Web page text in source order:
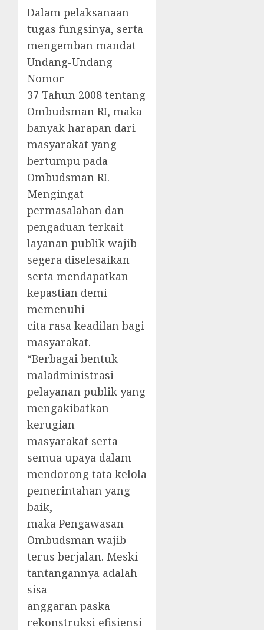
Dalam pelaksanaan
tugas fungsinya, serta
mengemban mandat
Undang-Undang
Nomor
37 Tahun 2008 tentang
Ombudsman RI, maka
banyak harapan dari
masyarakat yang
bertumpu pada
Ombudsman RI.
Mengingat
permasalahan dan
pengaduan terkait
layanan publik wajib
segera diselesaikan
serta mendapatkan
kepastian demi
memenuhi
cita rasa keadilan bagi
masyarakat.
“Berbagai bentuk
maladministrasi
pelayanan publik yang
mengakibatkan
kerugian
masyarakat serta
semua upaya dalam
mendorong tata kelola
pemerintahan yang
baik,
maka Pengawasan
Ombudsman wajib
terus berjalan. Meski
tantangannya adalah
sisa
anggaran paska
rekonstruksi efisiensi